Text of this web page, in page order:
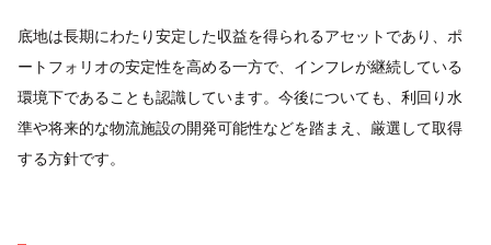
底地は長期にわたり安定した収益を得られるアセットであり、ポ
ートフォリオの安定性を高める一方で、インフレが継続している
環境下であることも認識しています。今後についても、利回り水
準や将来的な物流施設の開発可能性などを踏まえ、厳選して取得
する方針です。